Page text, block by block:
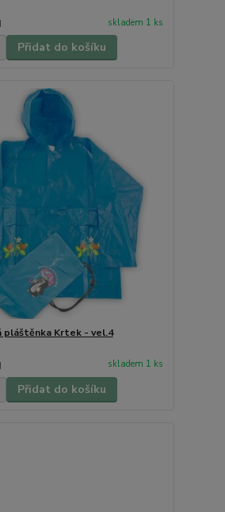
skladem 1 ks
Přidat do košíku
pláštěnka Krtek - vel.4
skladem 1 ks
Přidat do košíku